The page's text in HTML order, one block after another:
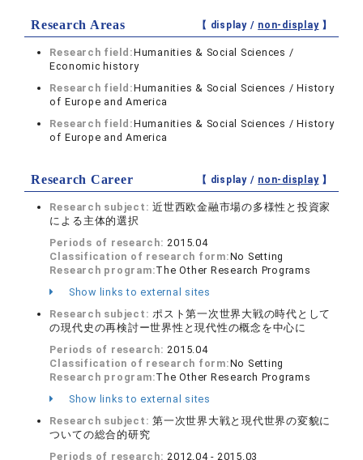
Research Areas 【 display / non-display】
Research field:Humanities & Social Sciences /
Economic history
Research field:Humanities & Social Sciences / History
of Europe and America
Research field:Humanities & Social Sciences / History
of Europe and America
Research Career 【 display / non-display】
Research subject:近世西欧金融市場の多様性と投資家
による主体的選択
Periods of research:2015.04
Classification of research form:No Setting
Research program:The Other Research Programs
Show links to external sites
Research subject:ポスト第一次世界大戦の時代として
の現代史の再検討ー世界性と現代性の概念を中心に
Periods of research:2015.04
Classification of research form:No Setting
Research program:The Other Research Programs
Show links to external sites
Research subject:第一次世界大戦と現代世界の変貌に
ついての総合的研究
Periods of research:2012.04 - 2015.03